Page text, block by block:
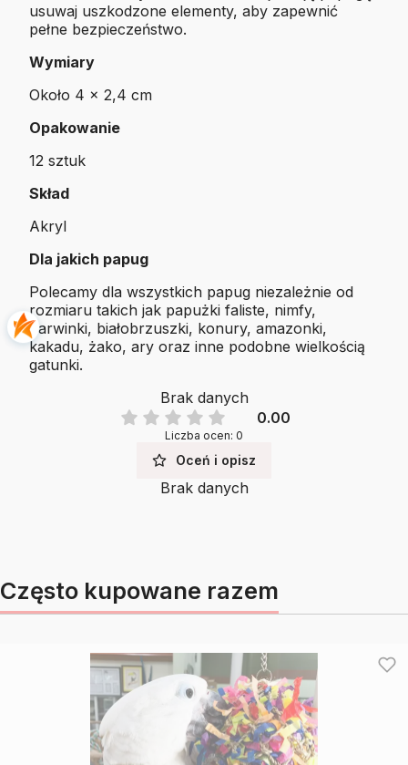
usuwaj uszkodzone elementy, aby zapewnić
pełne bezpieczeństwo.
Wymiary
Około 4 × 2,4 cm
Opakowanie
12 sztuk
Skład
Akryl
Dla jakich papug
Polecamy dla wszystkich papug niezależnie od
rozmiaru takich jak papużki faliste, nimfy,
barwinki, białobrzuszki, konury, amazonki,
kakadu, żako, ary oraz inne podobne wielkością
gatunki.
Brak danych
0.00
Liczba ocen: 0
Oceń i opisz
Brak danych
Często kupowane razem